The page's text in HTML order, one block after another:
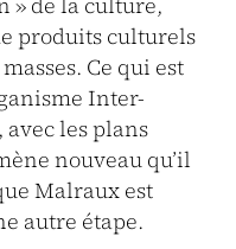
produits culturels
Ce qui est
Inter-
les plans
nouveau qu’il
Malraux est
autre étape.